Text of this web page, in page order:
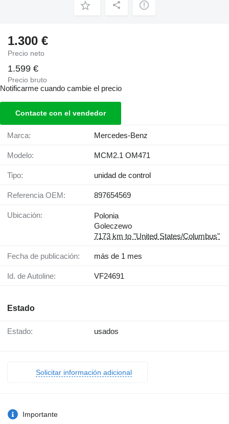
1.300 €
Precio neto
1.599 €
Precio bruto
Notificarme cuando cambie el precio
Contacte con el vendedor
Marca: Mercedes-Benz
Modelo: MCM2.1 OM471
Tipo: unidad de control
Referencia OEM: 897654569
Ubicación:
Polonia
Goleczewo
7173 km to "United States/Columbus"
Fecha de publicación: más de 1 mes
Id. de Autoline: VF24691
Estado
Estado: usados
Solicitar información adicional
Importante